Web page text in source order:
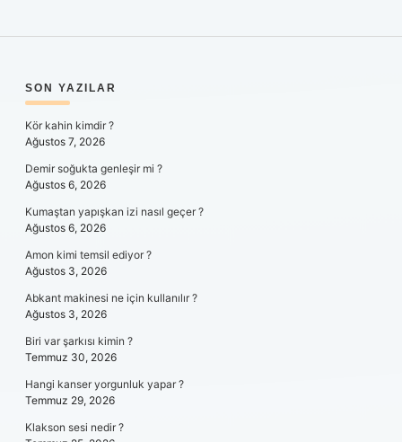
SIDEBAR
SON YAZILAR
Kör kahin kimdir ?
Ağustos 7, 2026
Demir soğukta genleşir mi ?
Ağustos 6, 2026
Kumaştan yapışkan izi nasıl geçer ?
Ağustos 6, 2026
Amon kimi temsil ediyor ?
Ağustos 3, 2026
Abkant makinesi ne için kullanılır ?
Ağustos 3, 2026
Biri var şarkısı kimin ?
Temmuz 30, 2026
Hangi kanser yorgunluk yapar ?
Temmuz 29, 2026
Klakson sesi nedir ?